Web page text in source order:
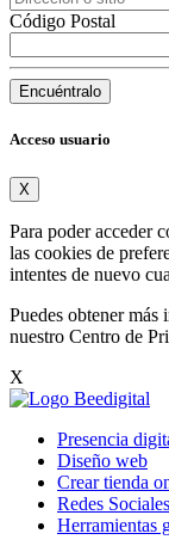
Código Postal
Encuéntralo
Acceso usuario
X
Para poder acceder
las cookies de
intentes de nuevo
Puedes obtener
nuestro Centro de
X
Presencia
Diseño web
Crear tienda
Redes Sociales
Herramientas